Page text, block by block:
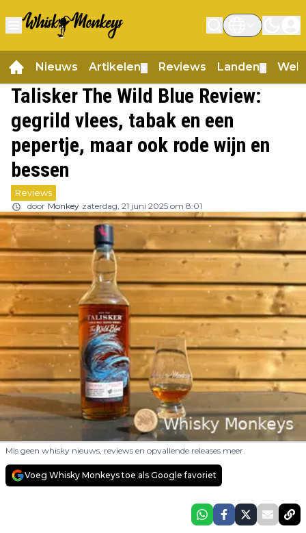
Nieuws Artikelen Reviews Landen
Talisker The Wild Blue Review:
gegrild vlees, tabak en een
pepertje, maar ook rode wijn en
bessen
Reviews
door Monkey zaterdag, 21 juni 2025 om 8:01
Mis geen whisky nieuws, reviews en opvallende releases meer.
Voeg Whisky Monkeys toe als Google favoriet